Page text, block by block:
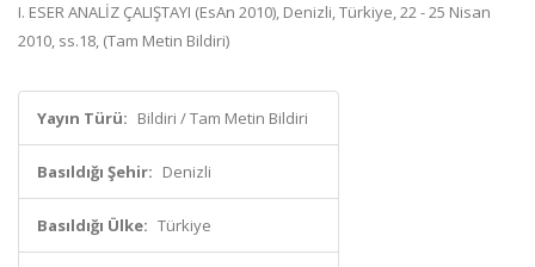
I. ESER ANALİZ ÇALIŞTAYI (EsAn 2010), Denizli, Türkiye, 22 - 25 Nisan
2010, ss.18, (Tam Metin Bildiri)
Yayın Türü: Bildiri / Tam Metin Bildiri
Basıldığı Şehir: Denizli
Basıldığı Ülke: Türkiye